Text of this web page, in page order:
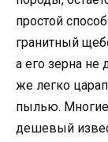
простой
гранитный
а его зерна
же легко
пылью. Многие
дешевый